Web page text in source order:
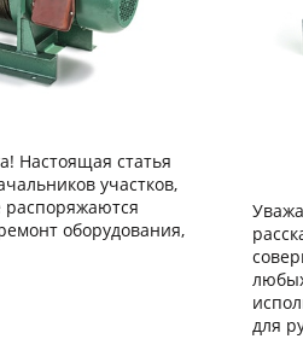
Настоящая статья
участков,
распоряжаются
оборудования,
для